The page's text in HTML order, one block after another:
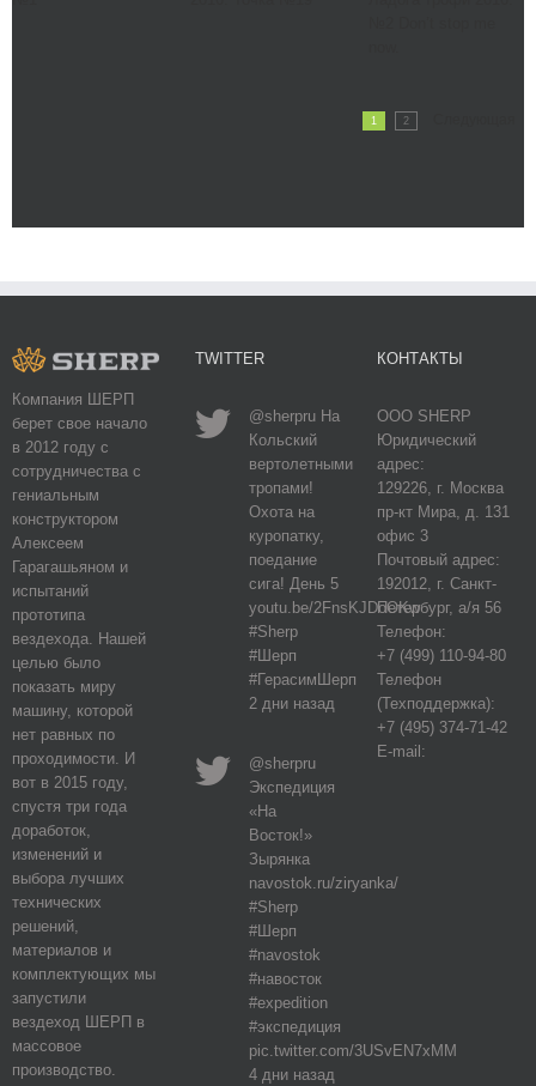
1 2
Компания ШЕРП
берет свое начало
в 2012 году с
сотрудничества с
гениальным
конструктором
Алексеем
Гарагашьяном и
испытаний
прототипа
вездехода. Нашей
целью было
показать миру
машину, которой
нет равных по
проходимости. И
вот в 2015 году,
спустя три года
доработок,
изменений и
выбора лучших
технических
решений,
материалов и
комплектующих мы
запустили
вездеход ШЕРП в
массовое
производство.
TWITTER
@sherpru На
Кольский
вертолетными
тропами!
Охота на
куропатку,
поедание
сига! День 5
youtu.be/2FnsKJDoOKw
#Sherp
#Шерп
#ГерасимШерп
2 дни назад
@sherpru
Экспедиция
«На
Восток!»
Зырянка
navostok.ru/ziryanka/
#Sherp
#Шерп
#navostok
#навосток
#expedition
#экспедиция
pic.twitter.com/3USvEN7xMM
4 дни назад
КОНТАКТЫ
ООО SHERP
Юридический
адрес:
129226, г. Москва
пр-кт Мира, д. 131
офис 3
Почтовый адрес:
192012, г. Санкт-
Петербург, а/я 56
Телефон:
+7 (499) 110-94-80
Телефон
(Техподдержка):
+7 (495) 374-71-42
E-mail: